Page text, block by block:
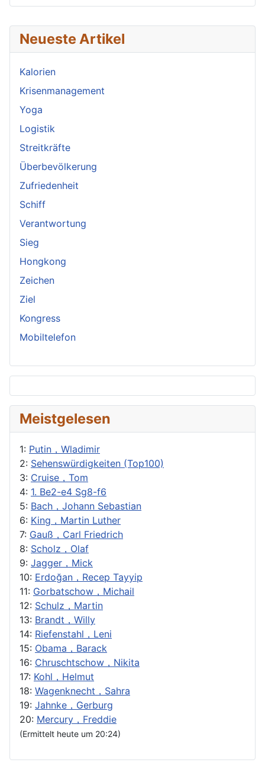
Neueste Artikel
Kalorien
Krisenmanagement
Yoga
Logistik
Streitkräfte
Überbevölkerung
Zufriedenheit
Schiff
Verantwortung
Sieg
Hongkong
Zeichen
Ziel
Kongress
Mobiltelefon
Meistgelesen
1: Putin，Wladimir
2: Sehenswürdigkeiten (Top100)
3: Cruise，Tom
4: 1. Be2-e4 Sg8-f6
5: Bach，Johann Sebastian
6: King，Martin Luther
7: Gauß，Carl Friedrich
8: Scholz，Olaf
9: Jagger，Mick
10: Erdoğan，Recep Tayyip
11: Gorbatschow，Michail
12: Schulz，Martin
13: Brandt，Willy
14: Riefenstahl，Leni
15: Obama，Barack
16: Chruschtschow，Nikita
17: Kohl，Helmut
18: Wagenknecht，Sahra
19: Jahnke，Gerburg
20: Mercury，Freddie
(Ermittelt heute um 20:24)